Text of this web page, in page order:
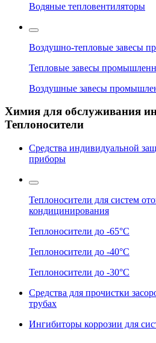
Водяные тепловентиляторы
Воздушно-тепловые завесы
Тепловые завесы
Воздушные завесы
Химия для обслуживания
Теплоносители
Средства индивидуальной
приборы
Теплоносители для систем
кондицинирования
Теплоносители до -65°C
Теплоносители до -40°C
Теплоносители до -30°C
Средства для прочистки
трубах
Ингибиторы коррозии для